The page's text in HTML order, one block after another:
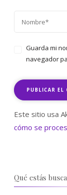
Guarda mi
navegador
Este sitio usa
cómo se
Qué estás